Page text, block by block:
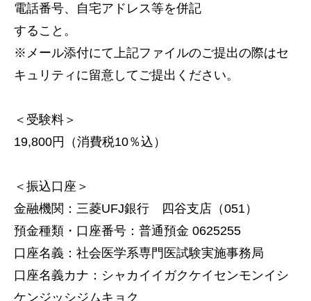
電話番号、自宅アドレス等を併記
すること。
※メール添付にて上記ファイルのご提出の際はセ
キュリティに留意してご提出ください。
＜受験料＞
19,800円（消費税10％込）
＜振込口座＞
金融機関：三菱UFJ銀行 四谷支店（051）
預金種類・口座番号：普通預金 0625255
口座名義：社会医学系専門医試験実施事務局
口座名義カナ：シャカイイガクケイセンモンイシ
ケンジッシジムキョク